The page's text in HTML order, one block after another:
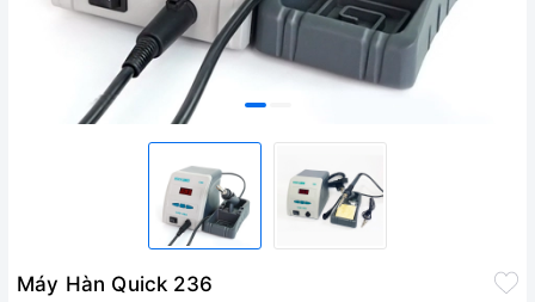
Máy Hàn Quick 236